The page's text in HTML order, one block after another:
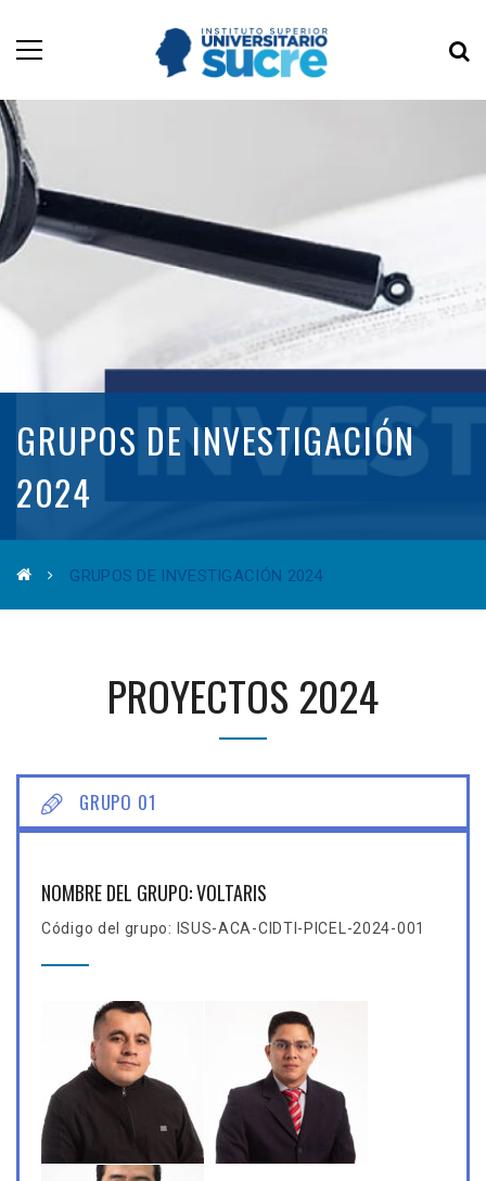
GRUPOS DE INVESTIGACIÓN
2024
GRUPOS DE INVESTIGACIÓN 2024
PROYECTOS 2024
GRUPO 01
NOMBRE DEL GRUPO: VOLTARIS
Código del grupo: ISUS-ACA-CIDTI-PICEL-2024-001